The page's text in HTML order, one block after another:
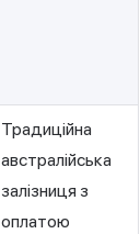
Традиційна
австралійська
залізниця з
оплатою